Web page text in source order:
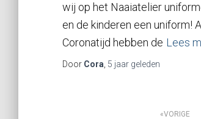
wij op het Naaiatelier
en de kinderen een uniform!
Coronatijd hebben de Lees
Door Cora 5 jaar geleden
VORIGE